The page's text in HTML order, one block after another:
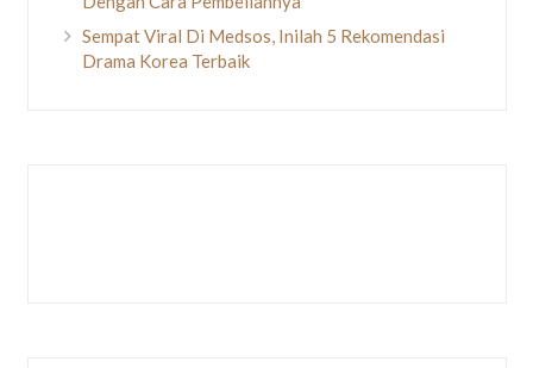
Sempat Viral Di Medsos, Inilah 5 Rekomendasi
Drama Korea Terbaik